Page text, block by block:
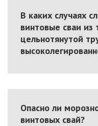
В каких случаях
винтовые сваи из
цельнотянутой
Опасно ли
винтовых свай?